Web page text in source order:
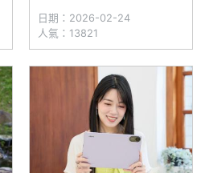
理器，配備 9,000mAh 電池與
Dolby Atmos 四喇叭加持，無
論規格、續航力與聲音外放表現
都令人滿意，非常適合學生、小
資族群使用。究竟
日期：2026-02-24
人氣：13821